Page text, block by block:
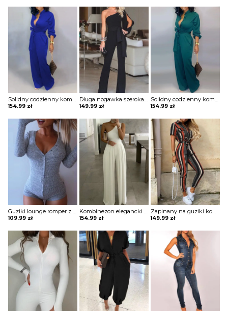
Solidny codzienny kombinezon z kieszenią na guziki Eisine
154.99 zł
Długa nogawka szeroka bez rękawów asymetryczny dekolt wiązanie elegancki impreza kombinezon Nadia
149.99 zł
Solidny codzienny kombinezon z kieszenią na guziki Eisine
154.99 zł
Guziki lounge romper z długimi rękawami kombinezon Groa
109.99 zł
Kombinezon elegancki na jedno ramię na wyjście na przyjęcie szerokie nogawki opinająca góra Averi
154.99 zł
Zapinany na guziki kombinezon w paski z krótkim rękawem Diamanto
149.99 zł